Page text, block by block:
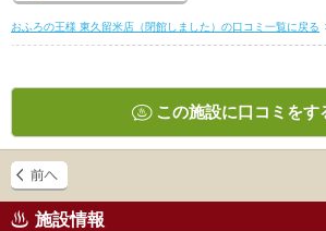
おふろの王様 東久留米店（閉館しました）の口コミ一覧に戻る
この施設に口コミをす
施設情報